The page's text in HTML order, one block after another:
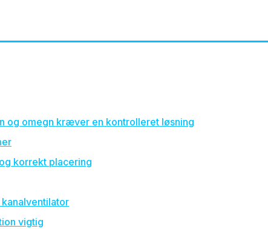
og omegn kræver en kontrolleret løsning
korrekt placering
vigtig